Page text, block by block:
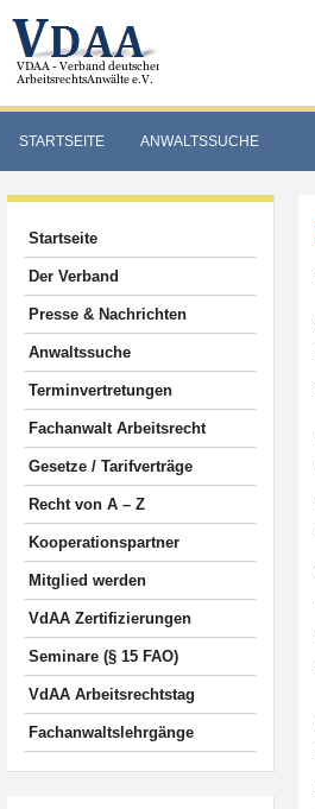
STARTSEITE ANWALTSSUCHE
Startseite
Der Verband
Presse & Nachrichten
Anwaltssuche
Terminvertretungen
Fachanwalt Arbeitsrecht
Gesetze / Tarifverträge
Recht von A – Z
Kooperationspartner
Mitglied werden
VdAA Zertifizierungen
Seminare (§ 15 FAO)
VdAA Arbeitsrechtstag
Fachanwaltslehrgänge